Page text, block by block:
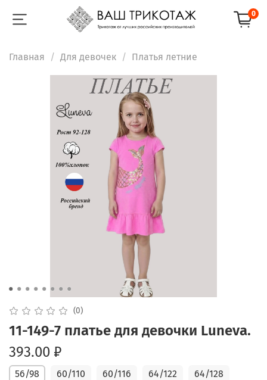
0
Главная Для девочек Платья летние
(0)
11-149-7 платье для девочки Luneva.
393.00 ₽
56/98 60/110 60/116 64/122 64/128